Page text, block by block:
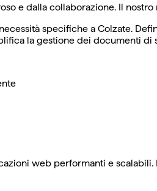
e dalla collaborazione. Il
specifiche a Colzate.
la gestione dei documenti
web performanti e